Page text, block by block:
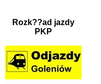
Rozk??ad jazdy
PKP